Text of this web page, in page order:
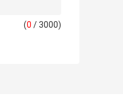
(0 / 3000)